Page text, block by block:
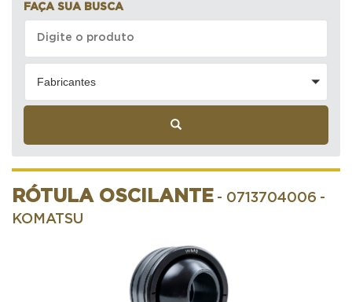
FAÇA SUA BUSCA
Fabricantes
RÓTULA OSCILANTE - 0713704006 -
KOMATSU